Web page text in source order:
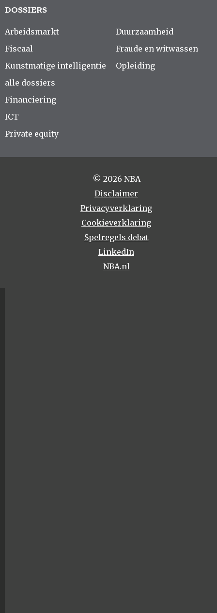
DOSSIERS
Arbeidsmarkt
Fiscaal
Kunstmatige intelligentie
alle dossiers
Duurzaamheid
Fraude en witwassen
Opleiding
Financiering
ICT
Private equity
© 2026 NBA
Disclaimer
Privacyverklaring
Cookieverklaring
Spelregels debat
LinkedIn
NBA.nl